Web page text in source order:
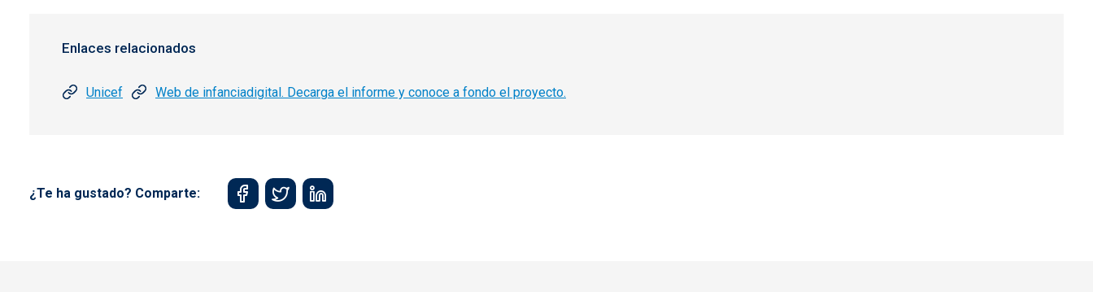
Enlaces relacionados
Unicef Web de infanciadigital. Decarga el informe y conoce a fondo el proyecto.
¿Te ha gustado? Comparte: